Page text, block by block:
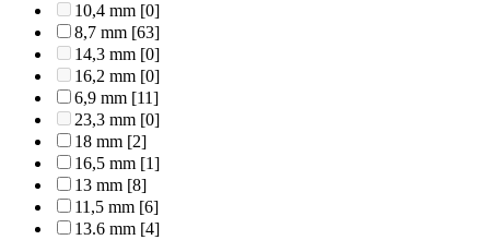
10,4 mm [0]
8,7 mm [63]
14,3 mm [0]
16,2 mm [0]
6,9 mm [11]
23,3 mm [0]
18 mm [2]
16,5 mm [1]
13 mm [8]
11,5 mm [6]
13.6 mm [4]